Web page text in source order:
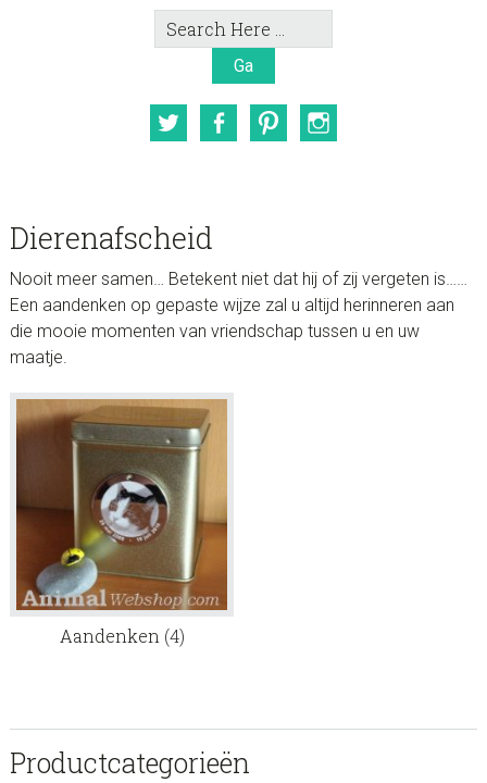
Search
Here
TwitterFacebookPinterest
Dierenafscheid
Nooit meer samen… Betekent niet dat hij of zij vergeten is……
Een aandenken op gepaste wijze zal u altijd herinneren aan
die mooie momenten van vriendschap tussen u en uw
maatje.
Aandenken (4)
sidebar
Store
Productcategorieën